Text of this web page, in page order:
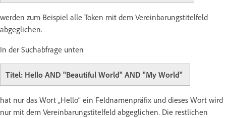
werden zum Beispiel alle Token mit dem Vereinbarungstitelfeld
abgeglichen.
In der Suchabfrage unten
Titel: Hello AND "Beautiful World" AND "My World"
hat nur das Wort „Hello“ ein Feldnamenpräfix und dieses Wort wird
nur mit dem Vereinbarungstitelfeld abgeglichen. Die restlichen